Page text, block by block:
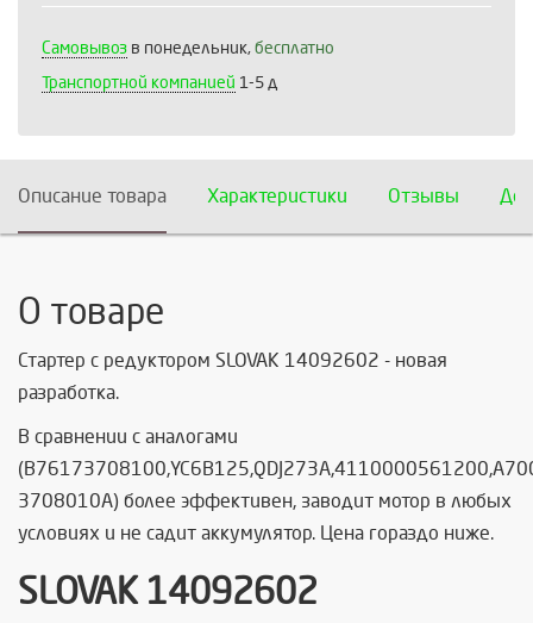
Самовывоз в понедельник, бесплатно
Транспортной компанией 1-5 д
Описание товара Характеристики Отзывы
О товаре
Стартер с редуктором SLOVAK 14092602 - новая
разработка.
В сравнении с аналогами
(
3708010A) более эффективен, заводит мотор в любых
условиях и не садит аккумулятор. Цена гораздо ниже.
SLOVAK 14092602